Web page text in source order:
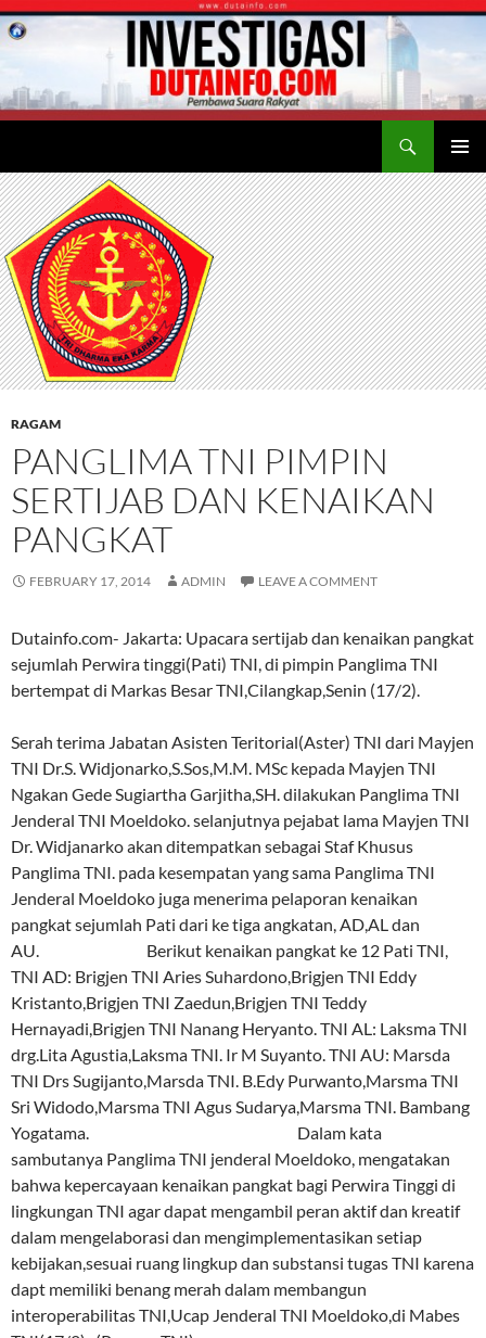
MENU
TO
CONTENT
RAGAM
PANGLIMA TNI PIMPIN
SERTIJAB DAN KENAIKAN
PANGKAT
FEBRUARY 17, 2014 ADMIN LEAVE A COMMENT
Dutainfo.com- Jakarta: Upacara sertijab dan kenaikan pangkat
sejumlah Perwira tinggi(Pati) TNI, di pimpin Panglima TNI
bertempat di Markas Besar TNI,Cilangkap,Senin (17/2).
Serah terima Jabatan Asisten Teritorial(Aster) TNI dari Mayjen
TNI Dr.S. Widjonarko,S.Sos,M.M. MSc kepada Mayjen TNI
Ngakan Gede Sugiartha Garjitha,SH. dilakukan Panglima TNI
Jenderal TNI Moeldoko. selanjutnya pejabat lama Mayjen TNI
Dr. Widjanarko akan ditempatkan sebagai Staf Khusus
Panglima TNI. pada kesempatan yang sama Panglima TNI
Jenderal Moeldoko juga menerima pelaporan kenaikan
pangkat sejumlah Pati dari ke tiga angkatan, AD,AL dan
AU. Berikut kenaikan pangkat ke 12 Pati TNI,
TNI AD: Brigjen TNI Aries Suhardono,Brigjen TNI Eddy
Kristanto,Brigjen TNI Zaedun,Brigjen TNI Teddy
Hernayadi,Brigjen TNI Nanang Heryanto. TNI AL: Laksma TNI
drg.Lita Agustia,Laksma TNI. Ir M Suyanto. TNI AU: Marsda
TNI Drs Sugijanto,Marsda TNI. B.Edy Purwanto,Marsma TNI
Sri Widodo,Marsma TNI Agus Sudarya,Marsma TNI. Bambang
Yogatama. Dalam kata
sambutanya Panglima TNI jenderal Moeldoko, mengatakan
bahwa kepercayaan kenaikan pangkat bagi Perwira Tinggi di
lingkungan TNI agar dapat mengambil peran aktif dan kreatif
dalam mengelaborasi dan mengimplementasikan setiap
kebijakan,sesuai ruang lingkup dan substansi tugas TNI karena
dapt memiliki benang merah dalam membangun
interoperabilitas TNI,Ucap Jenderal TNI Moeldoko,di Mabes